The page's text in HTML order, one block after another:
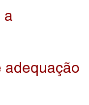
a
adequação